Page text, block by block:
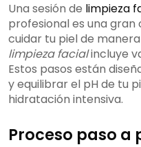
Una sesión de limpieza
profesional es una
cuidar tu piel de
limpieza facialincluye
Estos pasos están
y equilibrar el pH de tu
hidratación intensiva.
Proceso paso a